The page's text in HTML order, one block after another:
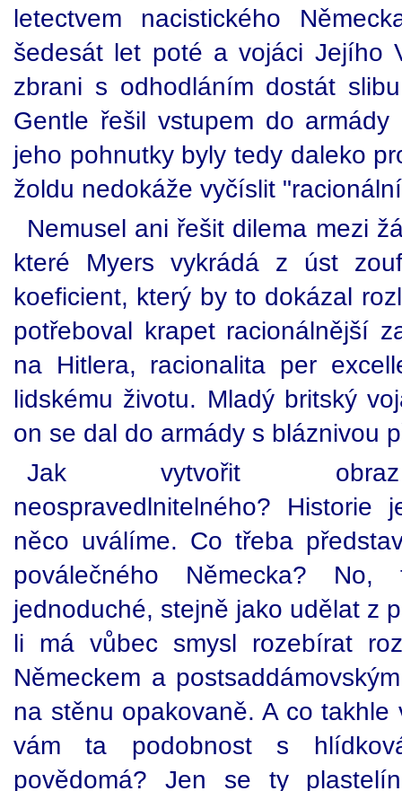
letectvem nacistického
šedesát let poté a vojáci Jejího
zbrani s odhodláním dostát
Gentle řešil vstupem do armády
jeho pohnutky byly tedy daleko
žoldu nedokáže vyčíslit
Nemusel ani řešit dilema mezi
které Myers vykrádá z úst
koeficient, který by to dokázal
potřeboval krapet racionálnější
na Hitlera, racionalita per
lidskému životu. Mladý britský
on se dal do armády s bláznivou
Jak vytvořit obraz
neospravedlnitelného?
něco uválíme. Co třeba
poválečného Německa?
jednoduché, stejně jako udělat z
li má vůbec smysl rozebírat
Německem a
na stěnu opakovaně. A co
vám ta podobnost s
povědomá? Jen se ty